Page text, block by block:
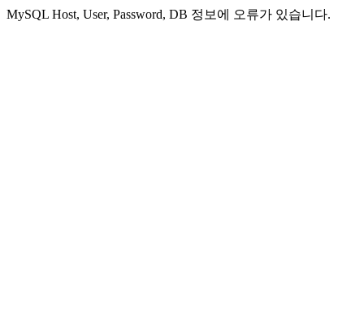
MySQL Host, User, Password, DB 정보에 오류가 있습니다.